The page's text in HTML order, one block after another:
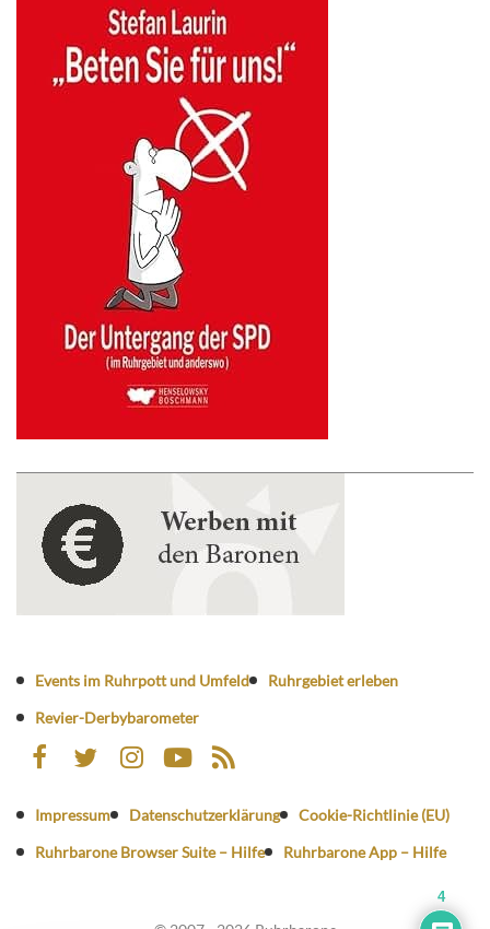
Events im Ruhrpott und Umfeld
Ruhrgebiet erleben
Revier-Derbybarometer
Impressum Datenschutzerklärung
Cookie-Richtlinie (EU)
Ruhrbarone Browser Suite – Hilfe
Ruhrbarone App – Hilfe
4